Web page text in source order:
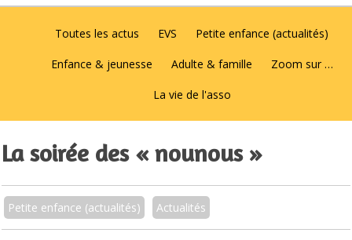
Toutes les actus EVS Petite enfance (actualités)
Enfance & jeunesse Adulte & famille Zoom sur …
La vie de l'asso
La soirée des « nounous »
Petite enfance (actualités) Actualités